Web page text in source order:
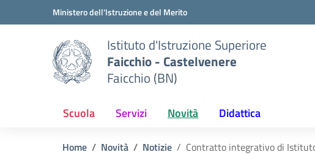
Vai ai contenuti
Vai al menu di navigazioneMinistero dell'Istruzione e del Merito
Istituto d'Istruzione Superiore
Faicchio - Castelvenere
Faicchio (BN)
Scuola Servizi Novità Didattica
Home Novità Notizie Contratto integrativo di